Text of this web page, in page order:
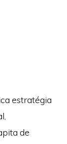
estratégia
de